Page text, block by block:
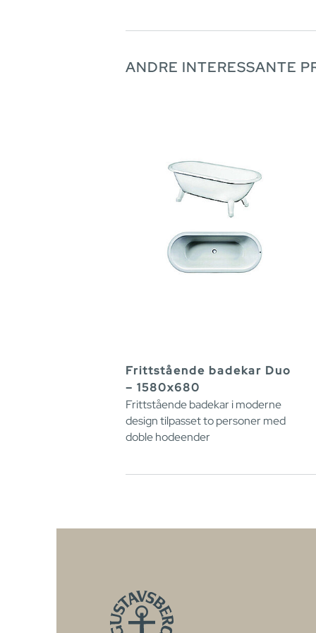
ANDRE INTERESSANTE
Frittstående badekar Duo
– 1580x680
Frittstående badekar i moderne
design tilpasset to personer med
doble hodeender